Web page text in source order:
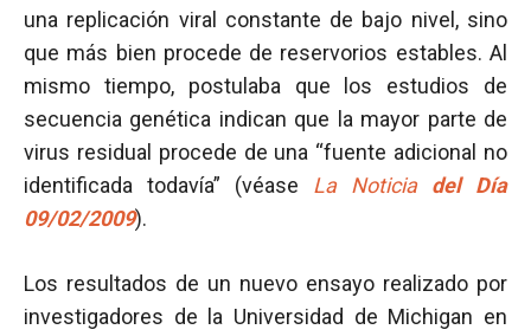
una replicación viral constante de bajo nivel, sino
que más bien procede de reservorios estables. Al
mismo tiempo, postulaba que los estudios de
secuencia genética indican que la mayor parte de
virus residual procede de una “fuente adicional no
identificada todavía” (véase La Noticiadel Día
09/02/2009).
Los resultados de un nuevo ensayo realizado por
investigadores de la Universidad de Michigan en